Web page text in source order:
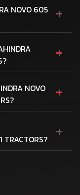
NOVO 605
+
+
NOVO
+
TRACTORS?
+